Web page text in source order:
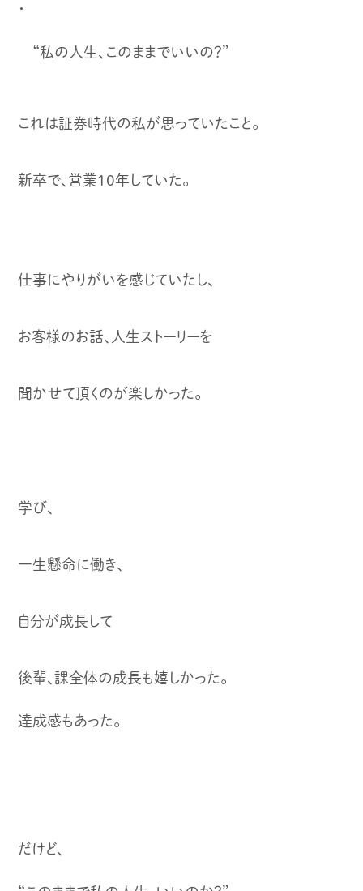
・
“私の人生、このままでいいの？”
これは証券時代の私が思っていたこと。
新卒で、営業10年していた。
仕事にやりがいを感じていたし、
お客様のお話、人生ストーリーを
聞かせて頂くのが楽しかった。
学び、
一生懸命に働き、
自分が成長して
後輩、課全体の成長も嬉しかった。
達成感もあった。
だけど、